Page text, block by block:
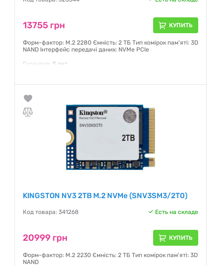
13755 грн КУПИТЬ
Форм-фактор: M.2 2280 Ємність: 2 ТБ Тип комірок пам'яті: 3D
NAND Інтерфейс передачі даних: NVMe PCIe
Гарантия: 5 лет
KINGSTON NV3 2TB M.2 NVMe (SNV3SM3/2T0)
Код товара: 341268 Есть на складе
20999 грн КУПИТЬ
Форм-фактор: M.2 2230 Ємність: 2 ТБ Тип комірок пам'яті: 3D
NAND